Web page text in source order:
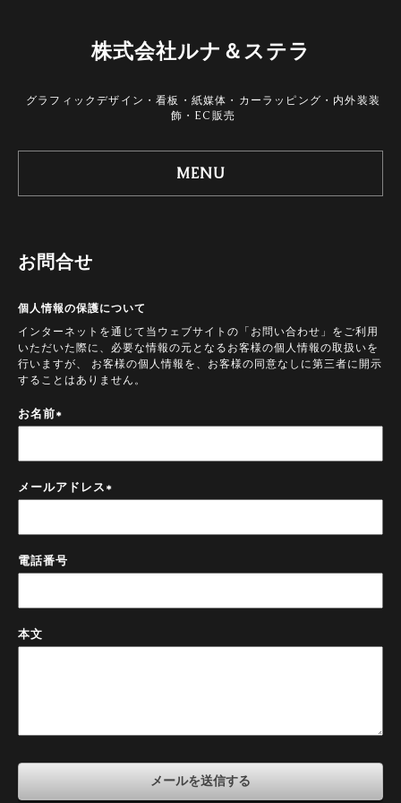
株式会社ルナ＆ステラ
グラフィックデザイン・看板・紙媒体・カーラッピング・内外装装
飾・EC販売
MENU
お問合せ
個人情報の保護について
インターネットを通じて当ウェブサイトの「お問い合わせ」をご利用
いただいた際に、必要な情報の元となるお客様の個人情報の取扱いを
行いますが、 お客様の個人情報を、お客様の同意なしに第三者に開示
することはありません。
お名前*
メールアドレス*
電話番号
本文